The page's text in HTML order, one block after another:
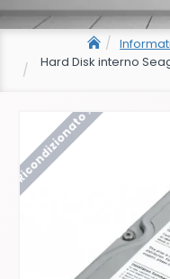
Hard Disk interno
Ricondizionato !